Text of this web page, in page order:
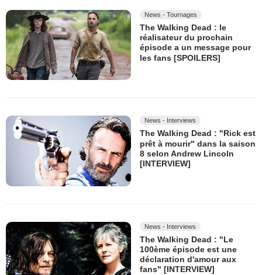
News - Tournages
The Walking Dead : le
réalisateur du prochain
épisode a un message pour
les fans [SPOILERS]
News - Interviews
The Walking Dead : "Rick est
prêt à mourir" dans la saison
8 selon Andrew Lincoln
[INTERVIEW]
News - Interviews
The Walking Dead : "Le
100ème épisode est une
déclaration d'amour aux
fans" [INTERVIEW]